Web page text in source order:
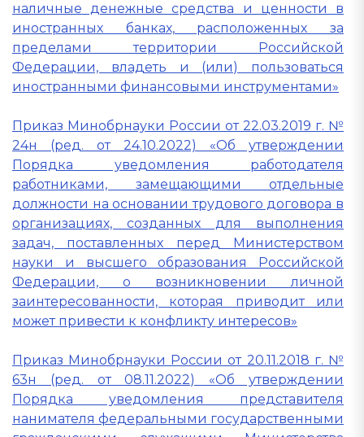
наличные денежные средства и ценности в
иностранных банках, расположенных за
пределами территории Российской
Федерации, владеть и (или) пользоваться
иностранными финансовыми инструментами»
Приказ Минобрнауки России от 22.03.2019 г. №
24н (ред. от 24.10.2022) «Об утверждении
Порядка уведомления работодателя
работниками, замещающими отдельные
должности на основании трудового договора в
организациях, созданных для выполнения
задач, поставленных перед Министерством
науки и высшего образования Российской
Федерации, о возникновении личной
заинтересованности, которая приводит или
может привести к конфликту интересов»
Приказ Минобрнауки России от 20.11.2018 г. №
63н (ред. от 08.11.2022) «Об утверждении
Порядка уведомления представителя
нанимателя федеральными государственными